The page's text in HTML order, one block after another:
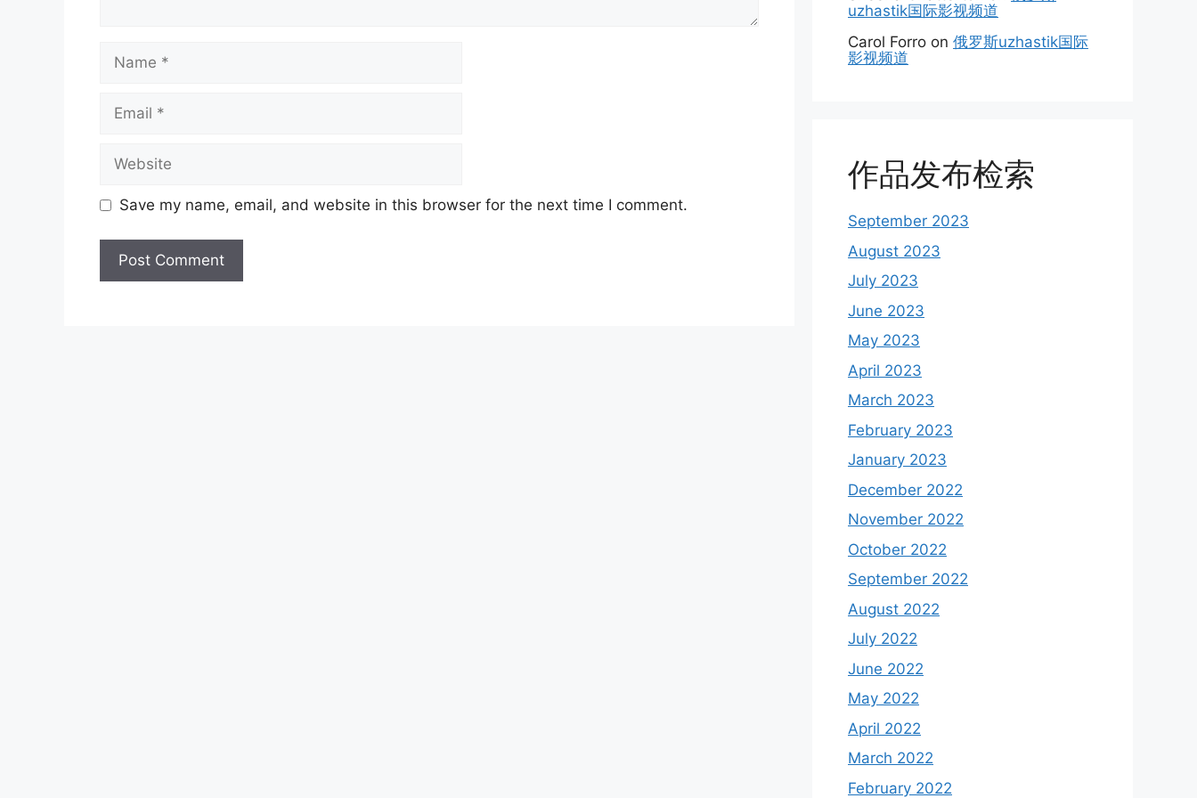
Name
Email
Website
Save my name, email, and website in this browser for the next time I comment.
uzhastik国际影视频道
Carol Forro on 俄罗斯uzhastik国际
影视频道
作品发布检索
September 2023
August 2023
July 2023
June 2023
May 2023
April 2023
March 2023
February 2023
January 2023
December 2022
November 2022
October 2022
September 2022
August 2022
July 2022
June 2022
May 2022
April 2022
March 2022
February 2022